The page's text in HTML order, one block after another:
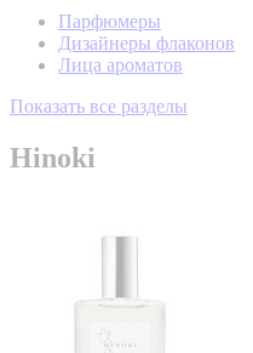
Парфюмеры
Дизайнеры флаконов
Лица ароматов
Показать все разделы
Hinoki